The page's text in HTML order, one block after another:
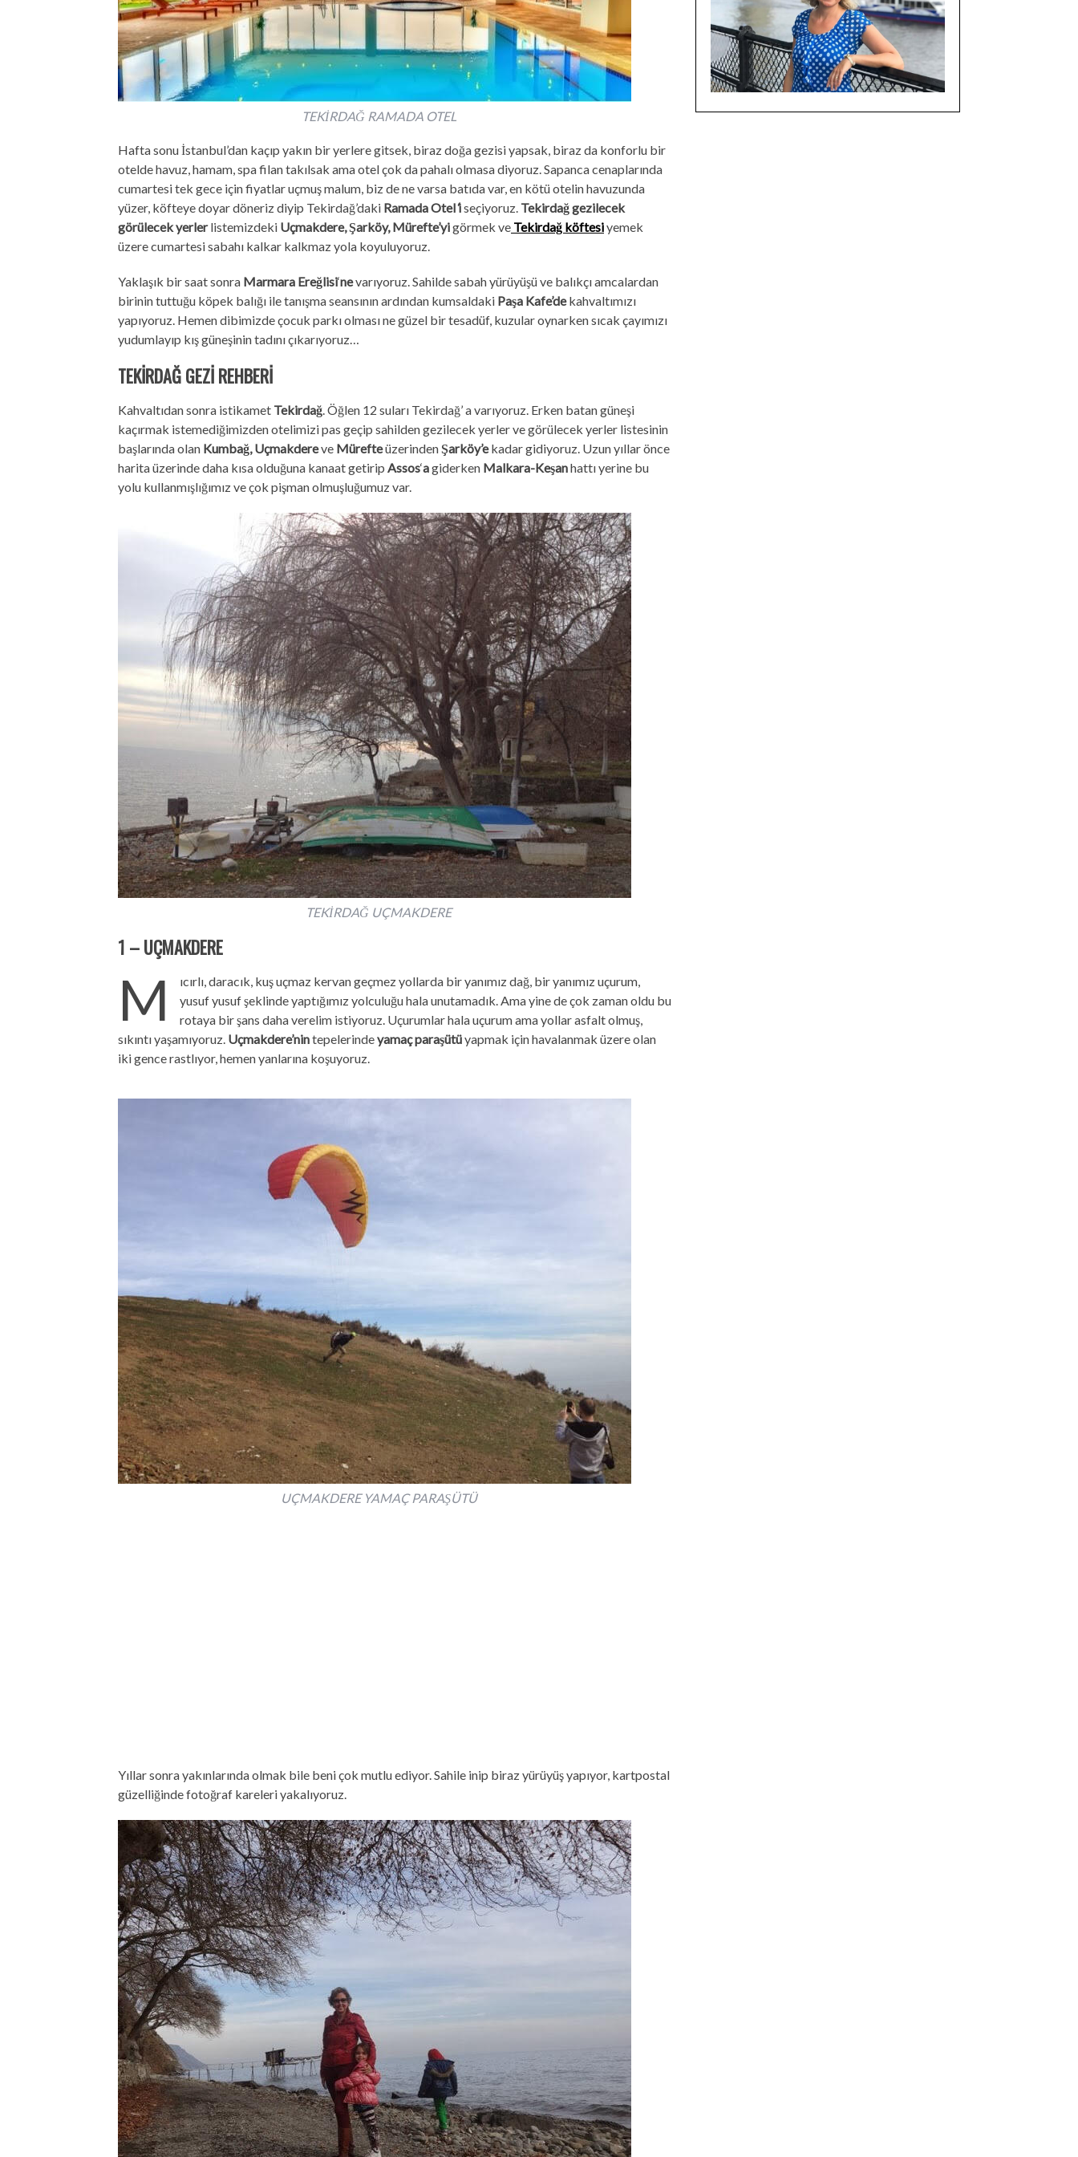
TEKİRDAĞ RAMADA OTEL
Hafta sonu İstanbul’dan kaçıp yakın bir yerlere gitsek, biraz doğa gezisi yapsak, biraz da konforlu bir
otelde havuz, hamam, spa filan takılsak ama otel çok da pahalı olmasa diyoruz. Sapanca cenaplarında
cumartesi tek gece için fiyatlar uçmuş malum, biz de ne varsa batıda var, en kötü otelin havuzunda
yüzer, köfteye doyar döneriz diyip Tekirdağ’daki Ramada Otel‘iseçiyoruz. Tekirdağ gezilecek
görülecek yerlerlistemizdeki Uçmakdere, Şarköy, Mürefte’yigörmek ve Tekirdağ köftesiyemek
üzere cumartesi sabahı kalkar kalkmaz yola koyuluyoruz.
Yaklaşık bir saat sonra Marmara Ereğlisi‘nevarıyoruz. Sahilde sabah yürüyüşü ve balıkçı amcalardan
birinin tuttuğu köpek balığı ile tanışma seansının ardından kumsaldaki Paşa Kafe’dekahvaltımızı
yapıyoruz. Hemen dibimizde çocuk parkı olması ne güzel bir tesadüf, kuzular oynarken sıcak çayımızı
yudumlayıp kış güneşinin tadını çıkarıyoruz…
TEKİRDAĞ GEZİ REHBERİ
Kahvaltıdan sonra istikamet Tekirdağ. Öğlen 12 suları Tekirdağ’ a varıyoruz. Erken batan güneşi
kaçırmak istemediğimizden otelimizi pas geçip sahilden gezilecek yerler ve görülecek yerler listesinin
başlarında olan Kumbağ, Uçmakdereve MürefteüzerindenŞarköy’ekadar gidiyoruz. Uzun yıllar önce
harita üzerinde daha kısa olduğuna kanaat getirip Assos‘agiderken Malkara-Keşanhattı yerine bu
yolu kullanmışlığımız ve çok pişman olmuşluğumuz var.
TEKİRDAĞ UÇMAKDERE
1 – UÇMAKDERE
M
ıcırlı, daracık, kuş uçmaz kervan geçmez yollarda bir yanımız dağ, bir yanımız uçurum,
yusuf yusuf şeklinde yaptığımız yolculuğu hala unutamadık. Ama yine de çok zaman oldu bu
rotaya bir şans daha verelim istiyoruz. Uçurumlar hala uçurum ama yollar asfalt olmuş,
sıkıntı yaşamıyoruz. Uçmakdere’nintepelerindeyamaç paraşütüyapmak için havalanmak üzere olan
iki gence rastlıyor, hemen yanlarına koşuyoruz.
UÇMAKDERE YAMAÇ PARAŞÜTÜ
Yıllar sonra yakınlarında olmak bile beni çok mutlu ediyor. Sahile inip biraz yürüyüş yapıyor, kartpostal
güzelliğinde fotoğraf kareleri yakalıyoruz.